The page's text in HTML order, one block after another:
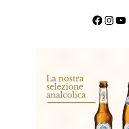
Facebook InstagramYouTube